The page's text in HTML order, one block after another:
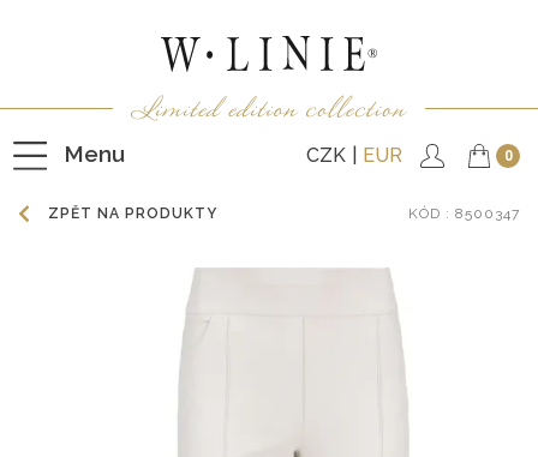
Menu CZK EUR 0
NEPODŠITÉ KABÁTKY
ZPĚT NA PRODUKTY KÓD : 8500347